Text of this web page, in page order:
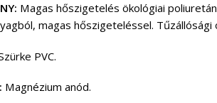
Magas hőszigetelés ökológiai
magas hőszigeteléssel.
PVC.
Magnézium anód.